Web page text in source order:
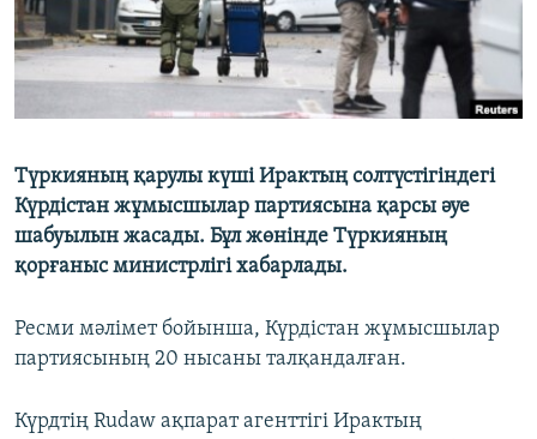
Түркияның қарулы күші Ирактың солтүстігіндегі
Күрдістан жұмысшылар партиясына қарсы әуе
шабуылын жасады. Бұл жөнінде Түркияның
қорғаныс министрлігі хабарлады.
Ресми мәлімет бойынша, Күрдістан жұмысшылар
партиясының 20 нысаны талқандалған.
Күрдтің Rudaw ақпарат агенттігі Ирактың